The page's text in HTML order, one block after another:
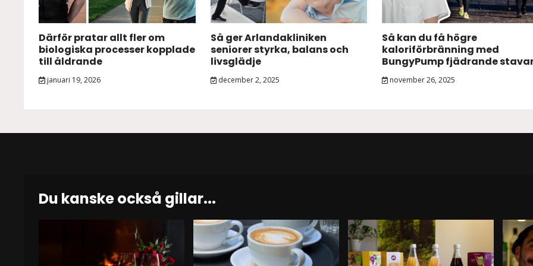
Därför pratar allt fler om
biologiska processer kopplade
till åldrande
januari 19, 2026
Så ger Arlandakliniken
seniorer styrka, balans och
livsglädje
december 2, 2025
Så kan du få högre
kaloriförbränning med
BungyPump fjädrande
november 26, 2025
Du kanske också gillar...